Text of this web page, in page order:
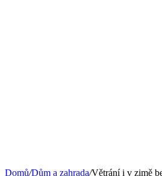
Domů/Dům a zahrada/Větrání i v zimě